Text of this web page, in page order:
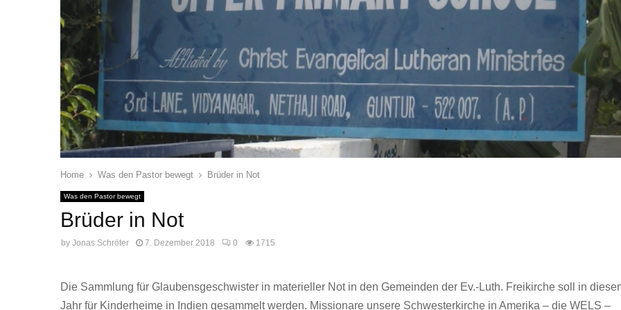
Home Was den Pastor bewegt Brüder in Not
Was den Pastor bewegt
Brüder in Not
by Jonas Schröter 7. Dezember 2018 0 1715
Die Sammlung für Glaubensgeschwister in materieller Not in den Gemeinden der Ev.-Luth. Freikirche soll in
Jahr für Kinderheime in Indien gesammelt werden. Missionare unsere Schwesterkirche in Amerika – die WELS –